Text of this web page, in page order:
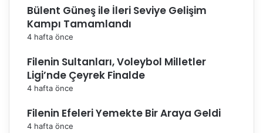
Bülent Güneş ile İleri Seviye Gelişim
Kampı Tamamlandı
4 hafta önce
Filenin Sultanları, Voleybol Milletler
Ligi’nde Çeyrek Finalde
4 hafta önce
Filenin Efeleri Yemekte Bir Araya Geldi
4 hafta önce